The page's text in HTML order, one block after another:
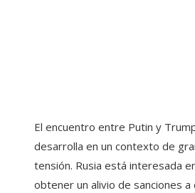
El encuentro entre Putin y
desarrolla en un contexto de
tensión. Rusia está interesada
obtener un alivio de sanciones a